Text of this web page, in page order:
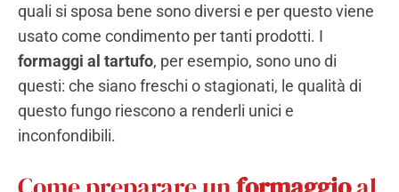
quali si sposa bene sono diversi e per questo viene
usato come condimento per tanti prodotti. I
formaggi al tartufo, per esempio, sono uno di
questi: che siano freschi o stagionati, le qualità di
questo fungo riescono a renderli unici e
inconfondibili.